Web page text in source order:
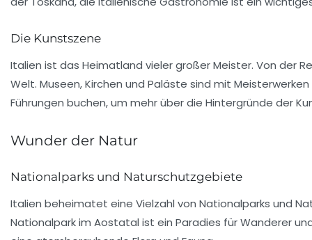
Die Kunstszene
Italien ist das Heimatland vieler großer Meister. Von der
Welt. Museen, Kirchen und Paläste sind mit
Führungen buchen, um mehr über die Hintergründe der
Wunder der Natur
Nationalparks und Naturschutzgebiete
Italien beheimatet eine Vielzahl von Nationalparks und
Nationalparkim Aostatal ist ein Paradies für Wanderer